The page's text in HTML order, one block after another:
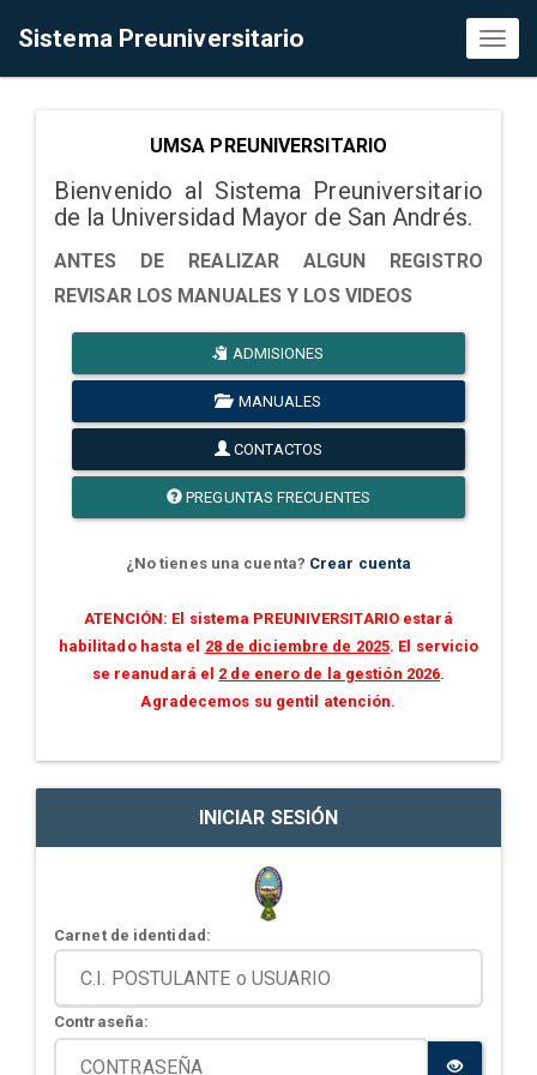
Sistema Preuniversitario
UMSA PREUNIVERSITARIO
Bienvenido al Sistema Preuniversitario
de la Universidad Mayor de San Andrés.
ANTES DE REALIZAR ALGUN REGISTRO
REVISAR LOS MANUALES Y LOS VIDEOS
ADMISIONES
MANUALES
CONTACTOS
PREGUNTAS FRECUENTES
¿No tienes una cuenta? Crear cuenta
ATENCIÓN: El sistema PREUNIVERSITARIO estará
habilitado hasta el 28 de diciembre de 2025. El servicio
se reanudará el 2 de enero de la gestión 2026.
Agradecemos su gentil atención.
INICIAR SESIÓN
Carnet de identidad:
Contraseña: